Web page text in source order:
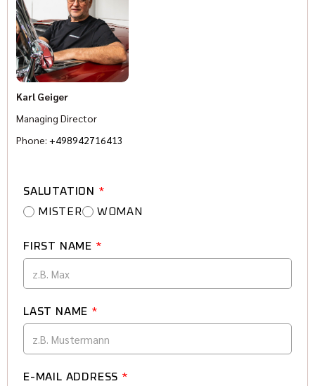
Karl Geiger
Managing Director
Phone: +498942716413
SALUTATION *
MISTER
WOMAN
FIRST NAME *
LAST NAME *
E-MAIL ADDRESS *